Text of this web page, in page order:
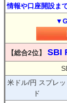
情報や口座開設ま
【総合2位】 SBI
米ドル/円 スプレッ
ド